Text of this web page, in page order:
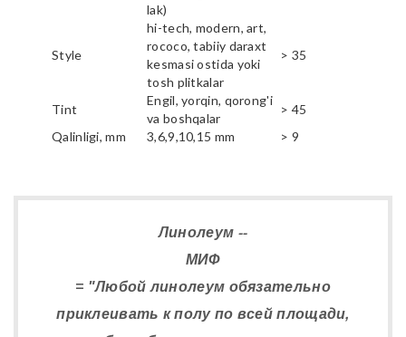
lak)
Style
hi-tech, modern, art,
rococo, tabiiy daraxt
kesmasi ostida yoki
tosh plitkalar
> 35
Tint
Engil, yorqin, qorong'i
va boshqalar
> 45
Qalinligi, mm
3,6,9,10,15 mm > 9
Линолеум --
МИФ
= "Любой линолеум обязательно
приклеивать к полу по всей площади,